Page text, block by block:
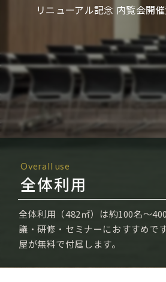
リニューアル記念 内覧会開
Overall use
全体利用
全体利用（482㎡）は約100名～
議・研修・セミナーにおすすめで
屋が無料で付属します。